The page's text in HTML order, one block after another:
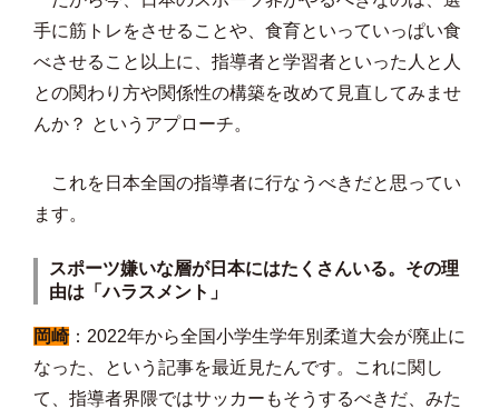
手に筋トレをさせることや、食育といっていっぱい食
べさせること以上に、指導者と学習者といった人と人
との関わり方や関係性の構築を改めて見直してみませ
んか？ というアプローチ。
これを日本全国の指導者に行なうべきだと思ってい
ます。
スポーツ嫌いな層が日本にはたくさんいる。その理
由は「ハラスメント」
岡崎：2022年から全国小学生学年別柔道大会が廃止に
なった、という記事を最近見たんです。これに関し
て、指導者界隈ではサッカーもそうするべきだ、みた